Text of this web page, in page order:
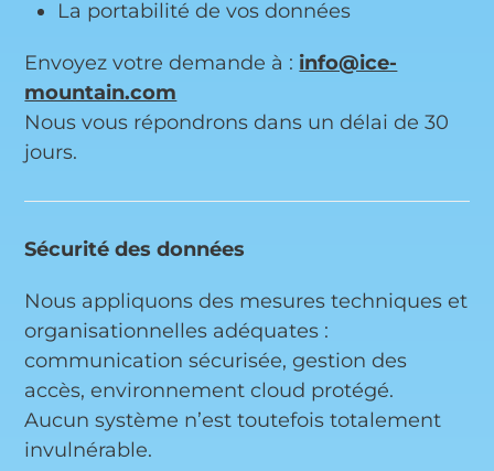
La portabilité de vos données
Envoyez votre demande à : info@ice-
mountain.com
Nous vous répondrons dans un délai de 30
jours.
Sécurité des données
Nous appliquons des mesures techniques et
organisationnelles adéquates :
communication sécurisée, gestion des
accès, environnement cloud protégé.
Aucun système n’est toutefois totalement
invulnérable.